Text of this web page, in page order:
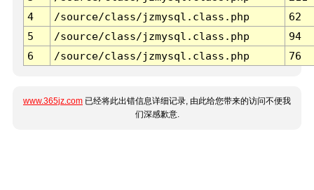
4
/source/class/jzmysql.class.php
62
5
/source/class/jzmysql.class.php
94
6
/source/class/jzmysql.class.php 76
www.365jz.com 已经将此出错信息详细记录, 由此给您带来的访问不便我
们深感歉意.